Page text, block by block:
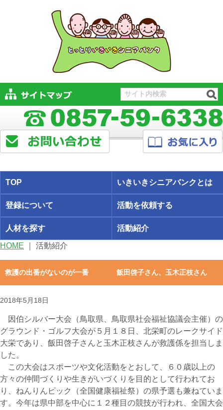
TOP いきいきシニアバンクとは
登録について 活動を依頼する
人材を探す 活動紹介
HOME 活動紹介
救護の出番がないのが一番 飯田啓子さん、玉木正枝さん
2018年5月18日
因伯シルバー大会（鳥取県、鳥取県社会福祉協議会主催）の
グラウンド・ゴルフ大会が５月１８日、北栄町のレークサイド
大栄であり、飯田啓子さんと玉木正枝さんが救護係を担当しま
した。
この大会はスポーツや文化活動をとおして、６０歳以上の
方々の仲間づくりや生きがいづくりを目的として行われてお
り、ねんりんピック（全国健康福祉祭）の県予選も兼ねていま
す。今年は県中部を中心に１２種目の競技が行われ、全国大会